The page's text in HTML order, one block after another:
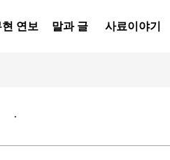
연보 말과 글 사료이야기
.